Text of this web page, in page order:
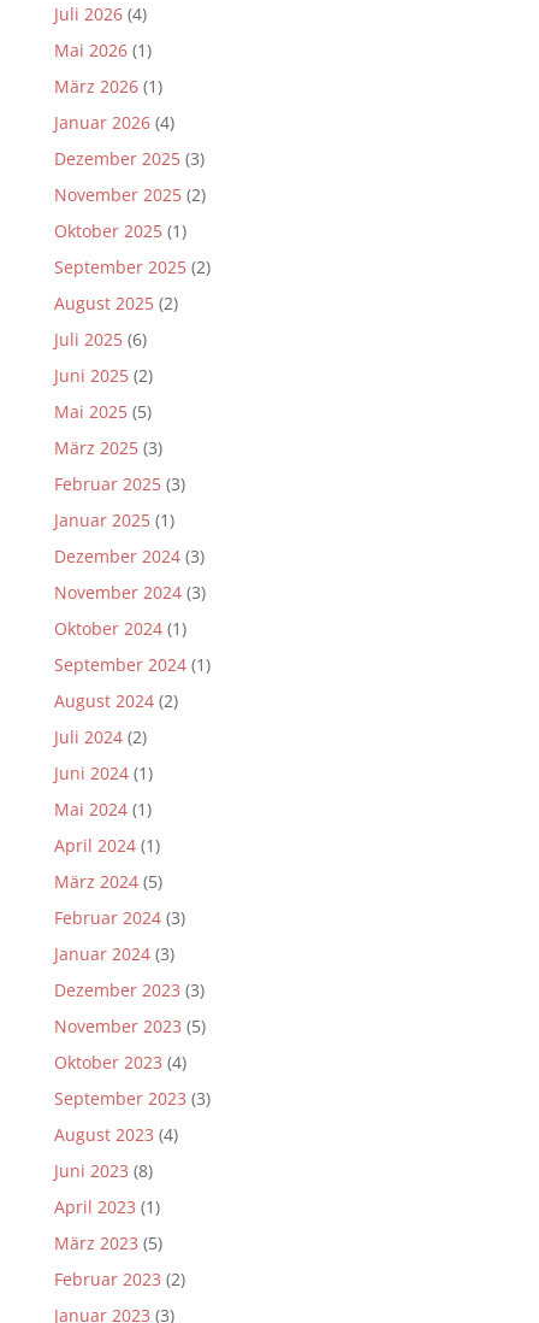
Juli 2026(4)
Mai 2026(1)
März 2026(1)
Januar 2026(4)
Dezember 2025(3)
November 2025(2)
Oktober 2025(1)
September 2025(2)
August 2025(2)
Juli 2025(6)
Juni 2025(2)
Mai 2025(5)
März 2025(3)
Februar 2025(3)
Januar 2025(1)
Dezember 2024(3)
November 2024(3)
Oktober 2024(1)
September 2024(1)
August 2024(2)
Juli 2024(2)
Juni 2024(1)
Mai 2024(1)
April 2024(1)
März 2024(5)
Februar 2024(3)
Januar 2024(3)
Dezember 2023 (3)
November 2023 (5)
Oktober 2023 (4)
September 2023 (3)
August 2023 (4)
Juni 2023 (8)
April 2023 (1)
März 2023 (5)
Februar 2023 (2)
Januar 2023 (3)